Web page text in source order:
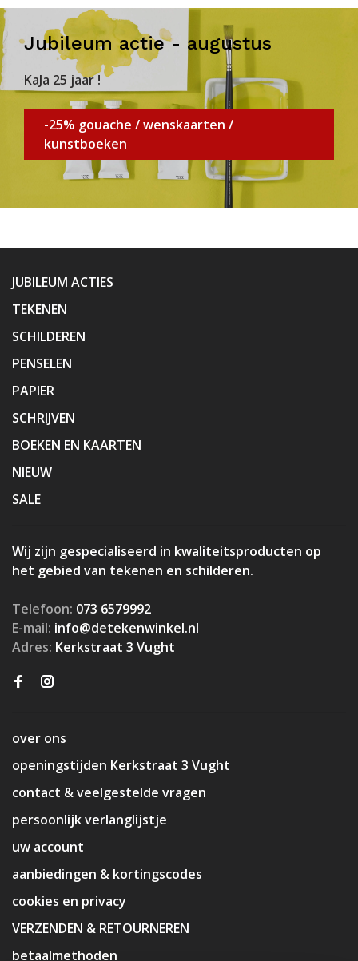
Jubileum actie - augustus
KaJa 25 jaar !
-25% gouache / wenskaarten /
kunstboeken
JUBILEUM ACTIES
TEKENEN
SCHILDEREN
PENSELEN
PAPIER
SCHRIJVEN
BOEKEN EN KAARTEN
NIEUW
SALE
Wij zijn gespecialiseerd in kwaliteitsproducten op
het gebied van tekenen en schilderen.
Telefoon: 073 6579992
E-mail: info@detekenwinkel.nl
Adres: Kerkstraat 3 Vught
over ons
openingstijden Kerkstraat 3 Vught
contact & veelgestelde vragen
persoonlijk verlanglijstje
uw account
aanbiedingen & kortingscodes
cookies en privacy
VERZENDEN & RETOURNEREN
betaalmethoden